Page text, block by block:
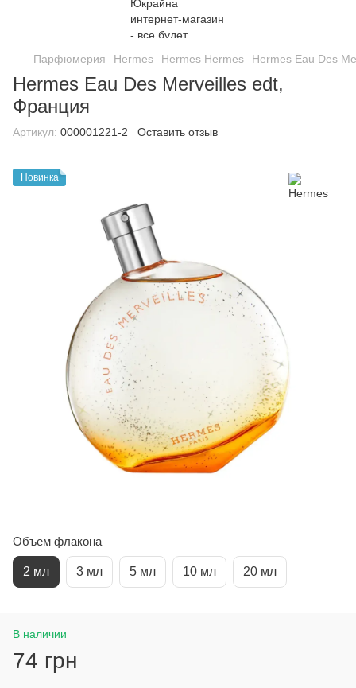
Парфюмерия Hermes Hermes Hermes Hermes Eau Des
Hermes Eau Des Merveilles edt,
Франция
Артикул: 000001221-2 Оставить отзыв
Новинка
Объем флакона
2 мл 3 мл 5 мл 10 мл 20 мл
В наличии
74 грн